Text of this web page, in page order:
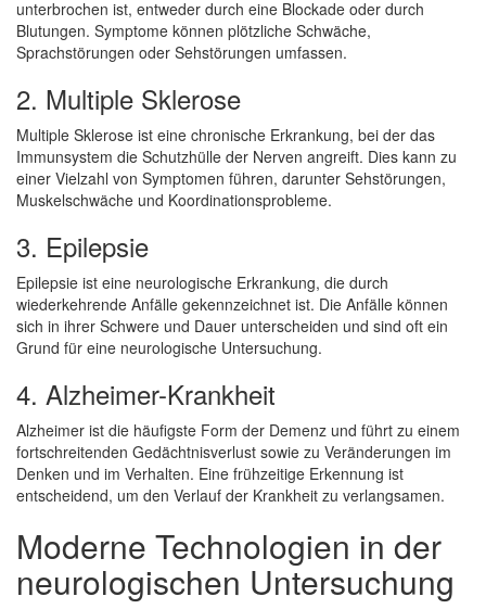
unterbrochen ist, entweder durch eine Blockade oder durch
Blutungen. Symptome können plötzliche Schwäche,
Sprachstörungen oder Sehstörungen umfassen.
2. Multiple Sklerose
Multiple Sklerose ist eine chronische Erkrankung, bei der das
Immunsystem die Schutzhülle der Nerven angreift. Dies kann zu
einer Vielzahl von Symptomen führen, darunter Sehstörungen,
Muskelschwäche und Koordinationsprobleme.
3. Epilepsie
Epilepsie ist eine neurologische Erkrankung, die durch
wiederkehrende Anfälle gekennzeichnet ist. Die Anfälle können
sich in ihrer Schwere und Dauer unterscheiden und sind oft ein
Grund für eine neurologische Untersuchung.
4. Alzheimer-Krankheit
Alzheimer ist die häufigste Form der Demenz und führt zu einem
fortschreitenden Gedächtnisverlust sowie zu Veränderungen im
Denken und im Verhalten. Eine frühzeitige Erkennung ist
entscheidend, um den Verlauf der Krankheit zu verlangsamen.
Moderne Technologien in der
neurologischen Untersuchung